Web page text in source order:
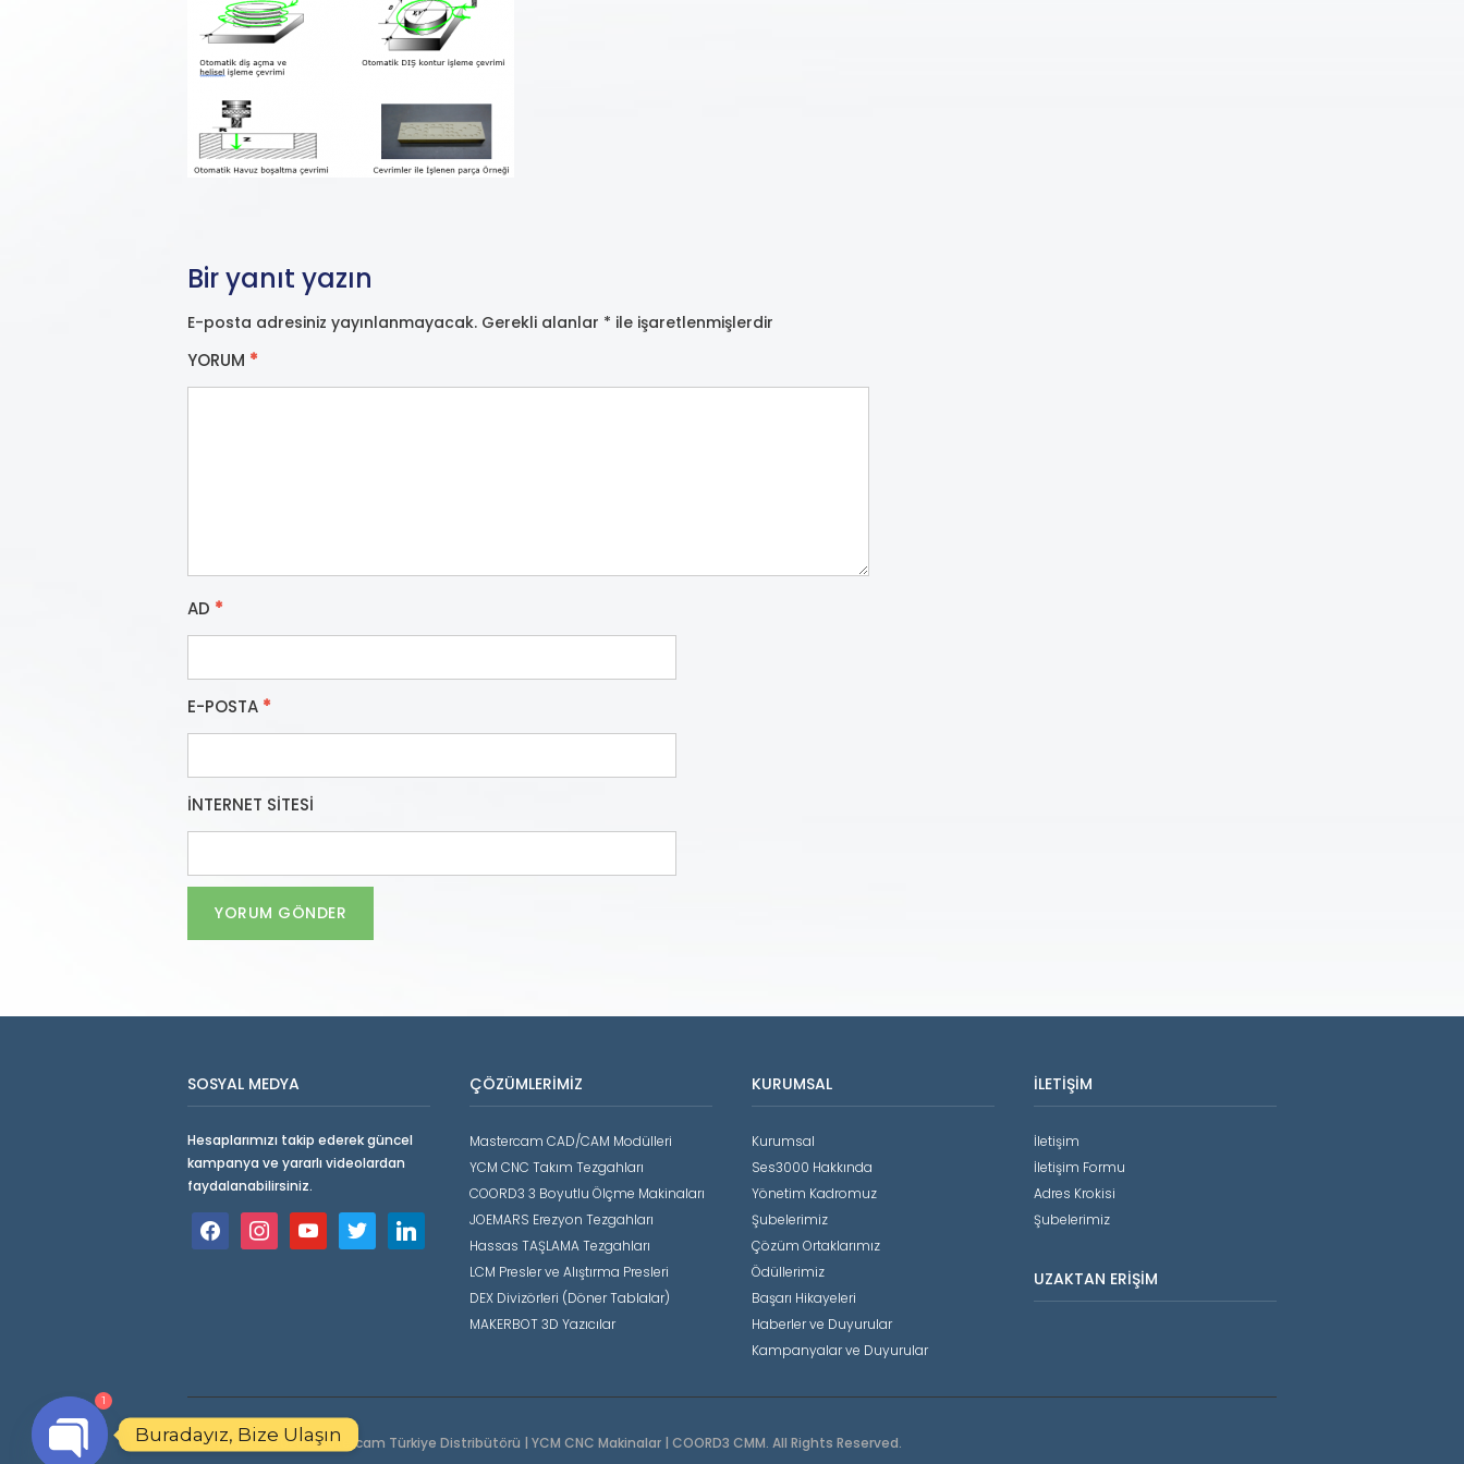
Bir yanıt yazın
E-posta adresiniz yayınlanmayacak. Gerekli alanlar * ile işaretlenmişlerdir
YORUM *
AD *
E-POSTA *
İNTERNET SITESI
SOSYAL MEDYA
Hesaplarımızı takip ederek güncel
kampanya ve yararlı videolardan
faydalanabilirsiniz.
facebookinstagramyoutube twitter linkedin
ÇÖZÜMLERIMIZ
Mastercam CAD/CAM Modülleri
YCM CNC Takım Tezgahları
COORD3 3 Boyutlu Ölçme Makinaları
JOEMARS Erezyon Tezgahları
Hassas TAŞLAMA Tezgahları
LCM Presler ve Alıştırma Presleri
DEX Divizörleri (Döner Tablalar)
MAKERBOT 3D Yazıcılar
KURUMSAL
Kurumsal
Ses3000 Hakkında
Yönetim Kadromuz
Şubelerimiz
Çözüm Ortaklarımız
Ödüllerimiz
Başarı Hikayeleri
Haberler ve Duyurular
Kampanyalar ve Duyurular
İLETIŞIM
İletişim
İletişim Formu
Adres Krokisi
Şubelerimiz
UZAKTAN ERIŞIM
Copyright © 2026 Mastercam Türkiye Distribütörü | YCM CNC Makinalar | COORD3 CMM. All Rights Reserved.
Buradayız, Bize Ulaşın
1